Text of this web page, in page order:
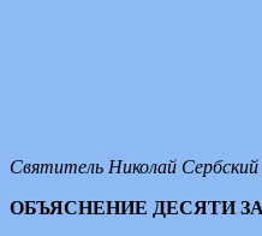
Святитель Николай Сербский
ОБЪЯСНЕНИЕ ДЕСЯТИ